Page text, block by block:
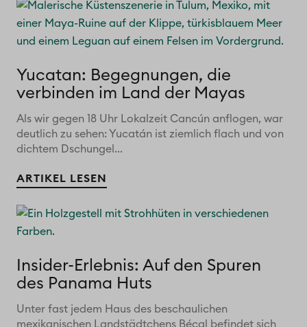
Yucatan: Begegnungen, die
verbinden im Land der Mayas
Als wir gegen 18 Uhr Lokalzeit Cancún anflogen, war
deutlich zu sehen: Yucatán ist ziemlich flach und von
dichtem Dschungel...
ARTIKEL LESEN
Insider-Erlebnis: Auf den Spuren
des Panama Huts
Unter fast jedem Haus des beschaulichen
mexikanischen Landstädtchens Bécal befindet sich